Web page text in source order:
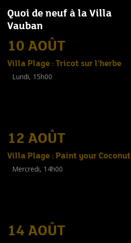
Quoi de neuf à la Villa
Vauban
10 AOÛT
Villa Plage : Tricot sur l’herbe
Lundi, 15h00
12 AOÛT
Villa Plage : Paint your Coconut
Mercredi, 14h00
14 AOÛT